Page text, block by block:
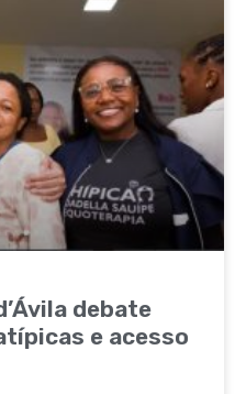
debate
e acesso